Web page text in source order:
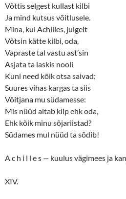
Võttis selgest kullast kilbi
Ja mind kutsus võitlusele.
Mina, kui Achilles, julgelt
Võtsin kätte kilbi, oda,
Vapraste tal vastu ast’sin
Asjata ta laskis nooli
Kuni need kõik otsa saivad;
Suures vihas kargas ta siis
Võitjana mu südamesse:
Mis nüüd aitab kilp ehk oda,
Ehk kõik minu sõjariistad?
Südames mul nüüd ta sõdib!
A c h i l l e s — kuulus vägimees ja
XIV.